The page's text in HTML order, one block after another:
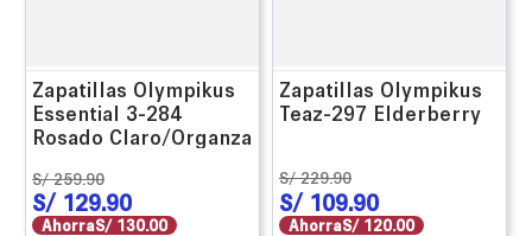
Zapatillas Olympikus
Essential 3-284
Rosado Claro/Organza
S/ 259.90
S/ 129.90
AhorraS/ 130.00
Zapatillas Olympikus
Teaz-297 Elderberry
S/ 229.90
S/ 109.90
AhorraS/ 120.00